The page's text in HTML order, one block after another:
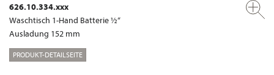
626.10.334.xxx
Waschtisch 1-Hand Batterie ½“
Ausladung 152 mm
PRODUKT-DETAILSEITE